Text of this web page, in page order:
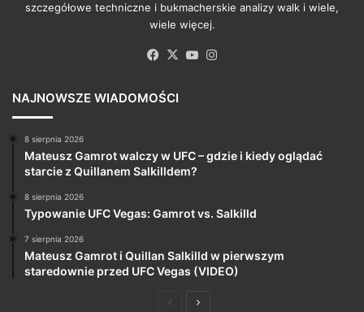
szczegółowe techniczne i bukmacherskie analizy walk i wiele,
wiele więcej.
Facebook
X YouTube
NAJNOWSZE WIADOMOŚCI
8 sierpnia 2026
Mateusz Gamrot walczy w UFC – gdzie i kiedy oglądać
starcie z Quillanem Salkilldem?
8 sierpnia 2026
Typowanie UFC Vegas: Gamrot vs. Salkilld
7 sierpnia 2026
Mateusz Gamrot i Quillan Salkilld w pierwszym
staredownie przed UFC Vegas (VIDEO)
PoprzedniaNastępna